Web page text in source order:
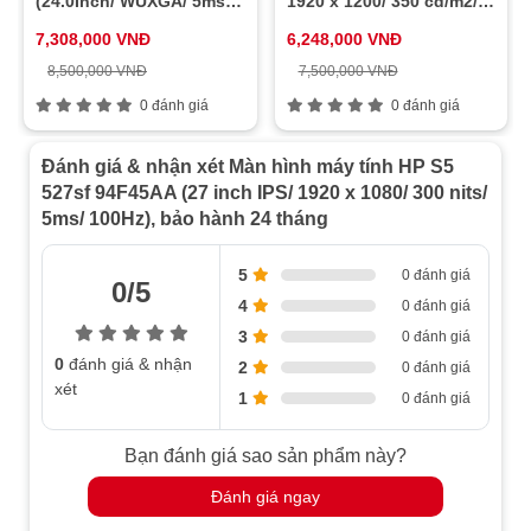
phòng và không gian giải trí tại nhà.
Kích Thước 27 inch - Không Gian Hiển Thị
Vớikích thước 27 inch, màn hình HP S5 527sf
94F45AA cung cấp không gian hiển thị lớn, lý tưởng
cho những ai làm việc với nhiều cửa sổ mở cùng lúc
hoặc yêu thích chơi game trên màn hình rộng. So với
các đối thủ nhưE2423H,LCD
Dell S2721QS 42MS2721QS , vàVA2209-H, màn hình
này mang lại trải nghiệm rộng rãi và tối ưu hơn cho
những tác vụ đa nhiệm.
Tấm Nền IPS - Màu Sắc Chính Xác, Góc Nhìn
Được trang bị tấm nền IPS , màn hình HP S5 527sf
7,308,000 VNĐ
8,500,000 VNĐ
0 đánh giá
6,248,000 VNĐ
7,500,000 VNĐ
0 đánh giá
Đánh giá & nhận xét Màn hình máy tính HP S5
527sf 94F45AA (27 inch IPS/ 1920 x 1080/ 300 nits/
5ms/ 100Hz), bảo hành 24 tháng
0/5
0 đánh giá & nhận
xét
5 0 đánh giá
4 0 đánh giá
3 0 đánh giá
2 0 đánh giá
1 0 đánh giá
Bạn đánh giá sao sản phẩm này?
Đánh giá ngay